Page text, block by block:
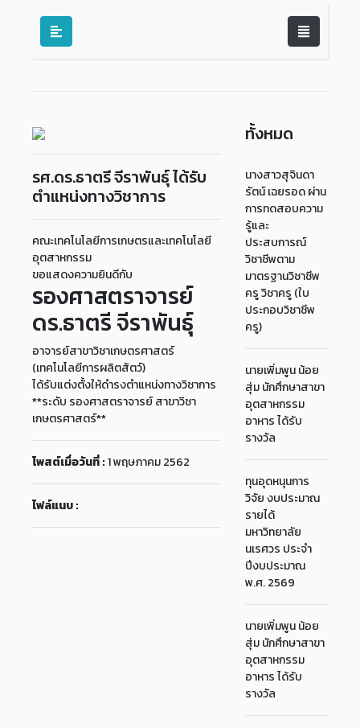
รศ.ดร.ธาตรี จีราพันธุ์ ได้รับ
ตำแหน่งทางวิชาการ
คณะเทคโนโลยีการเกษตรและเทคโนโลยี
อุตสาหกรรม
ขอแสดงความยินดีกับ
รองศาสตราจารย์
ดร.ธาตรี จีราพันธุ์
อาจารย์สาขาวิชาเกษตรศาสตร์
(เทคโนโลยีการผลิตสัตว์)
ได้รับแต่งตั้งให้ดำรงตำแหน่งทางวิชาการ
**ระดับ รองศาสตราจารย์ สาขาวิชา
เกษตรศาสตร์**
โพสต์เมื่อวันที่ :1 พฤษภาคม 2562
ไฟล์แนบ :
ทั้งหมด
นางสาวสุจินดา
รัตน์ เฉยรอด ผ่าน
การทดสอบความ
รู้และ
ประสบการณ์
วิชาชีพตาม
มาตรฐานวิชาชีพ
ครู วิชาครู (ใบ
ประกอบวิชาชีพ
ครู)
นายเพิ่มพูน น้อย
สุ่ม นักศึกษาสาขา
อุตสาหกรรม
อาหาร ได้รับ
รางวัล
ทุนอุดหนุนการ
วิจัย งบประมาณ
รายได้
มหาวิทยาลัย
นเรศวร ประจำ
ปีงบประมาณ
พ.ศ. 2569
นายเพิ่มพูน น้อย
สุ่ม นักศึกษาสาขา
อุตสาหกรรม
อาหาร ได้รับ
รางวัล